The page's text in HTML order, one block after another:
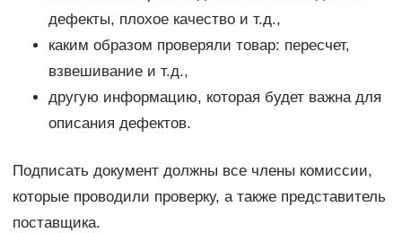
дефекты, плохое качество и т.д.,
каким образом проверяли товар: пересчет,
взвешивание и т.д.,
другую информацию, которая будет важна для
описания дефектов.
Подписать документ должны все члены комиссии,
которые проводили проверку, а также представитель
поставщика.